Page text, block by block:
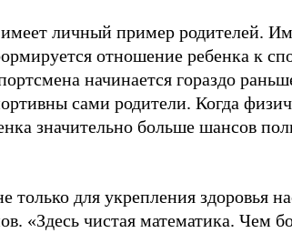
личный пример родителей.
отношение ребенка к
начинается гораздо
сами родители. Когда
значительно больше шансов
для укрепления здоровья
«Здесь чистая математика. Чем